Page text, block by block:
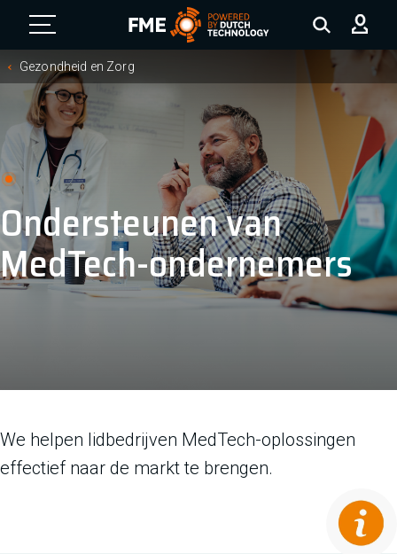
FME Logo, to the homepage
Gezondheid en Zorg
Ondersteunen van
MedTech-ondernemers
We helpen lidbedrijven MedTech-oplossingen
effectief naar de markt te brengen.